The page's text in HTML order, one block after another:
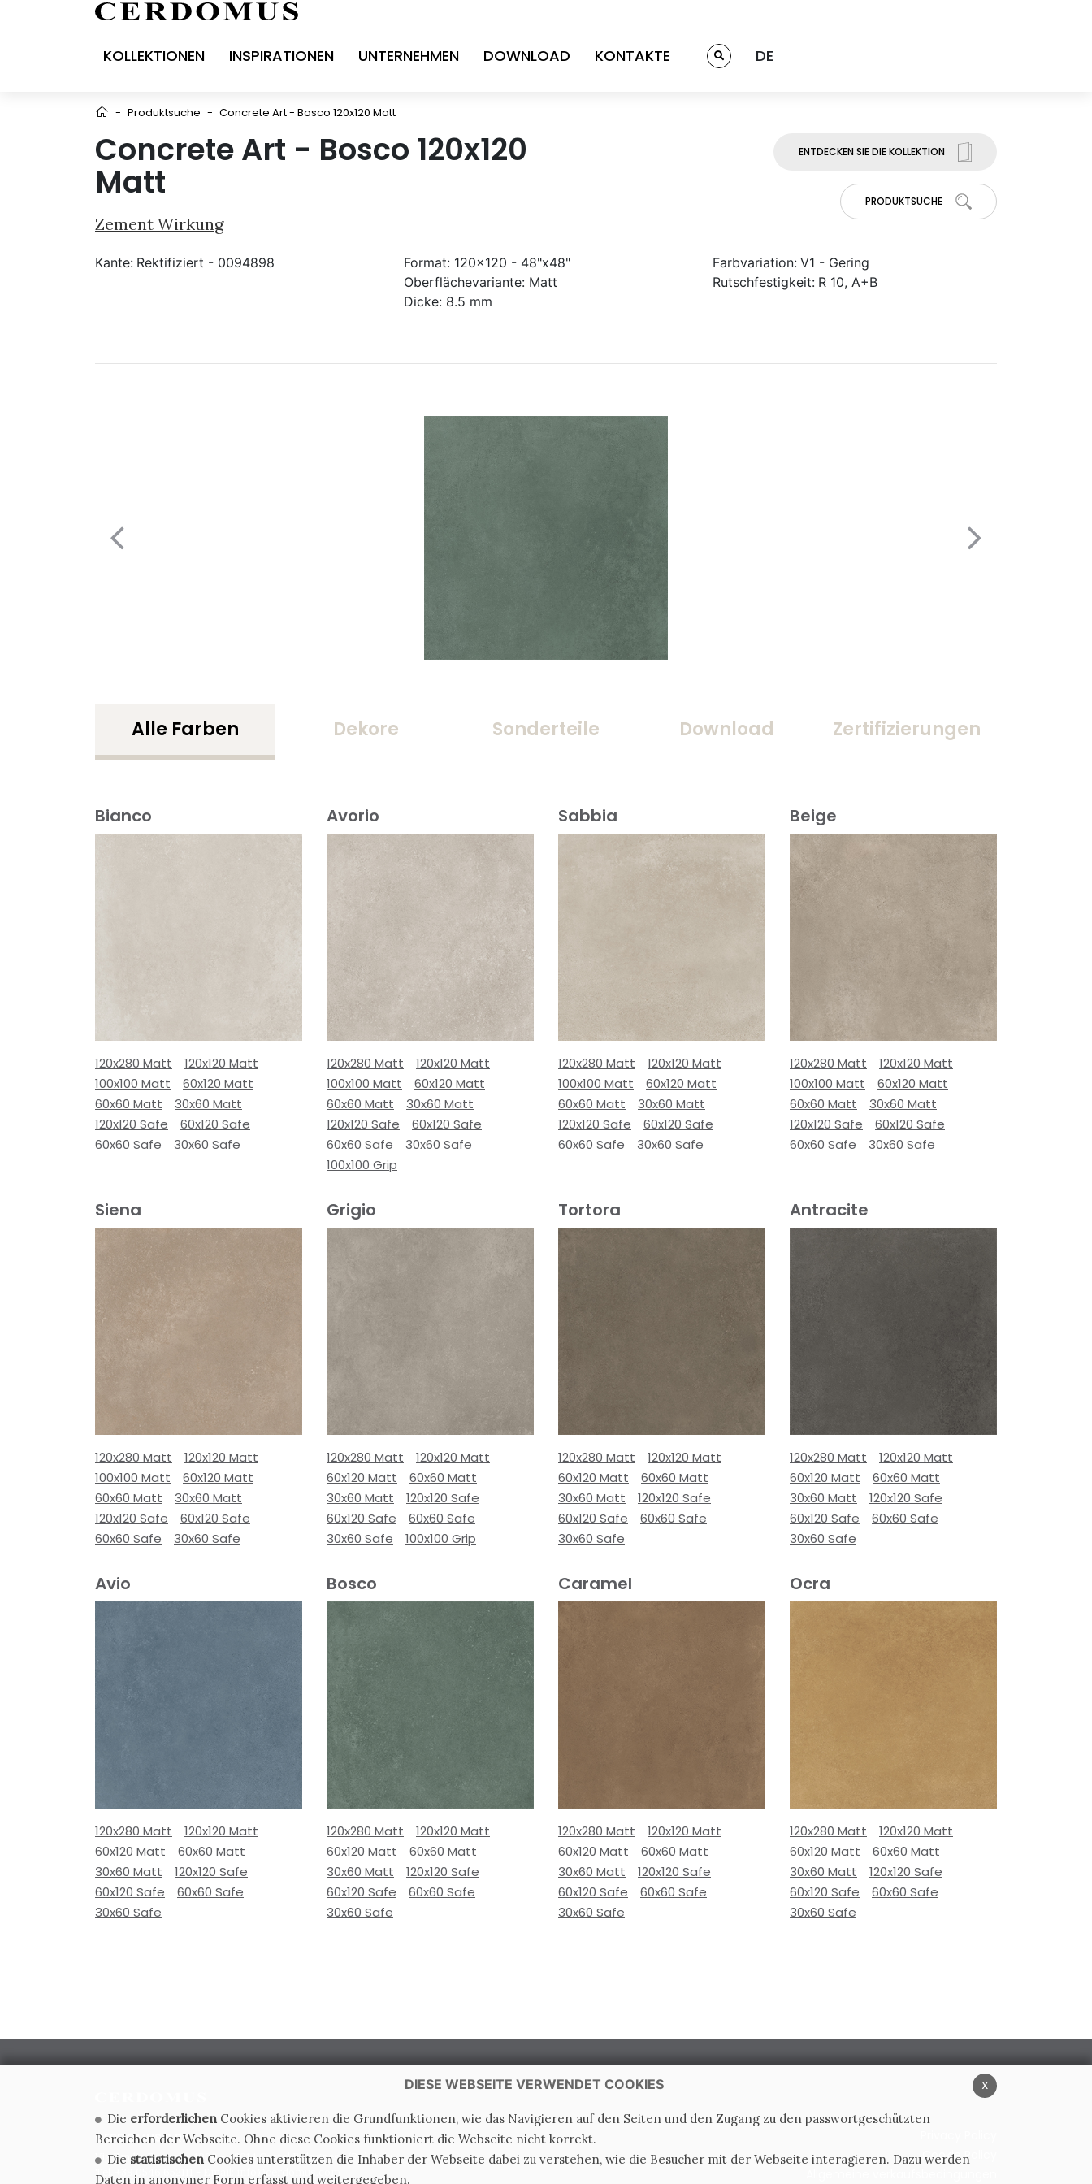
KOLLEKTIONEN INSPIRATIONEN UNTERNEHMEN DOWNLOAD KONTAKTE DE
- Produktsuche - Concrete Art - Bosco 120x120 Matt
Concrete Art - Bosco 120x120
Matt
Zement Wirkung
ENTDECKEN SIE DIE KOLLEKTION
PRODUKTSUCHE
Kante: Rektifiziert - 0094898 Format: 120x120 - 48"x48"
Oberflächevariante: Matt
Dicke: 8.5 mm
Farbvariation: V1 - Gering
Rutschfestigkeit: R 10, A+B
Alle Farben Dekore Sonderteile Download Zertifizierungen
Bianco
120x280 Matt
120x120 Matt
100x100 Matt
60x120 Matt
60x60 Matt
30x60 Matt
120x120 Safe
60x120 Safe
60x60 Safe
30x60 Safe
Avorio
120x280 Matt
120x120 Matt
100x100 Matt
60x120 Matt
60x60 Matt
30x60 Matt
120x120 Safe
60x120 Safe
60x60 Safe
30x60 Safe
100x100 Grip
Sabbia
120x280 Matt
120x120 Matt
100x100 Matt
60x120 Matt
60x60 Matt
30x60 Matt
120x120 Safe
60x120 Safe
60x60 Safe
30x60 Safe
Beige
120x280 Matt
120x120 Matt
100x100 Matt
60x120 Matt
60x60 Matt
30x60 Matt
120x120 Safe
60x120 Safe
60x60 Safe
30x60 Safe
Siena
120x280 Matt
120x120 Matt
100x100 Matt
60x120 Matt
60x60 Matt
30x60 Matt
120x120 Safe
60x120 Safe
60x60 Safe
30x60 Safe
Grigio
120x280 Matt
120x120 Matt
60x120 Matt
60x60 Matt
30x60 Matt
120x120 Safe
60x120 Safe
60x60 Safe
30x60 Safe
100x100 Grip
Tortora
120x280 Matt
120x120 Matt
60x120 Matt
60x60 Matt
30x60 Matt
120x120 Safe
60x120 Safe
60x60 Safe
30x60 Safe
Antracite
120x280 Matt
120x120 Matt
60x120 Matt
60x60 Matt
30x60 Matt
120x120 Safe
60x120 Safe
60x60 Safe
30x60 Safe
Avio
120x280 Matt
120x120 Matt
60x120 Matt
60x60 Matt
30x60 Matt
120x120 Safe
60x120 Safe
60x60 Safe
30x60 Safe
Bosco
120x280 Matt
120x120 Matt
60x120 Matt
60x60 Matt
30x60 Matt
120x120 Safe
60x120 Safe
60x60 Safe
30x60 Safe
Caramel
120x280 Matt
120x120 Matt
60x120 Matt
60x60 Matt
30x60 Matt
120x120 Safe
60x120 Safe
60x60 Safe
30x60 Safe
Ocra
120x280 Matt
120x120 Matt
60x120 Matt
60x60 Matt
30x60 Matt
120x120 Safe
60x120 Safe
60x60 Safe
30x60 Safe
CERDOMUS S.R.L.
Via Emilia Ponente, 1000 - 48014 Castel Bolognese (RA) Italy
Tel. +39.0546.652111 - Email: info@cerdomus.com
Cookie Policy
x
DIESE WEBSEITE VERWENDET COOKIES
Die erforderlichen Cookies aktivieren die Grundfunktionen, wie das Navigieren auf den Seiten und den Zugang zu den passwortgeschützten
Bereichen der Webseite. Ohne diese Cookies funktioniert die Webseite nicht korrekt.
Die statistischen Cookies unterstützen die Inhaber der Webseite dabei zu verstehen, wie die Besucher mit der Webseite interagieren. Dazu werden
Daten in anonymer Form erfasst und weitergegeben.